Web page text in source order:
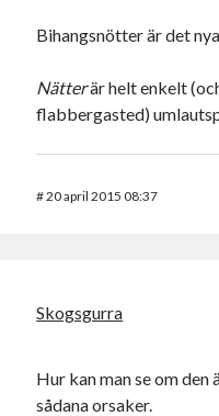
Bihangsnötter är det
Nätterär helt enkelt
flabbergasted)
#20 april 2015 08:37
Skogsgurra
Hur kan man se om
sådana orsaker.